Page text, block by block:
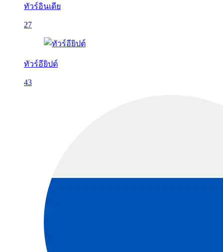
ทัวร์อินเดีย
27
ทัวร์อียิปต์
43